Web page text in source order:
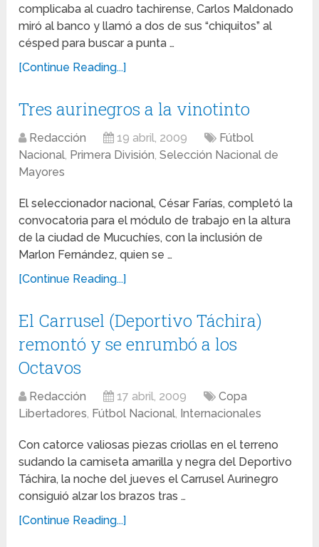
complicaba al cuadro tachirense, Carlos Maldonado
miró al banco y llamó a dos de sus “chiquitos” al
césped para buscar a punta …
[Continue Reading...]
Tres aurinegros a la vinotinto
Redacción 19 abril, 2009
Fútbol
Nacional, Primera División,Selección Nacional de
Mayores
El seleccionador nacional, César Farías, completó la
convocatoria para el módulo de trabajo en la altura
de la ciudad de Mucuchíes, con la inclusión de
Marlon Fernández, quien se …
[Continue Reading...]
El Carrusel (Deportivo Táchira)
remontó y se enrumbó a los
Octavos
Redacción 17 abril, 2009
Copa
Libertadores, Fútbol Nacional, Internacionales
Con catorce valiosas piezas criollas en el terreno
sudando la camiseta amarilla y negra del Deportivo
Táchira, la noche del jueves el Carrusel Aurinegro
consiguió alzar los brazos tras …
[Continue Reading...]